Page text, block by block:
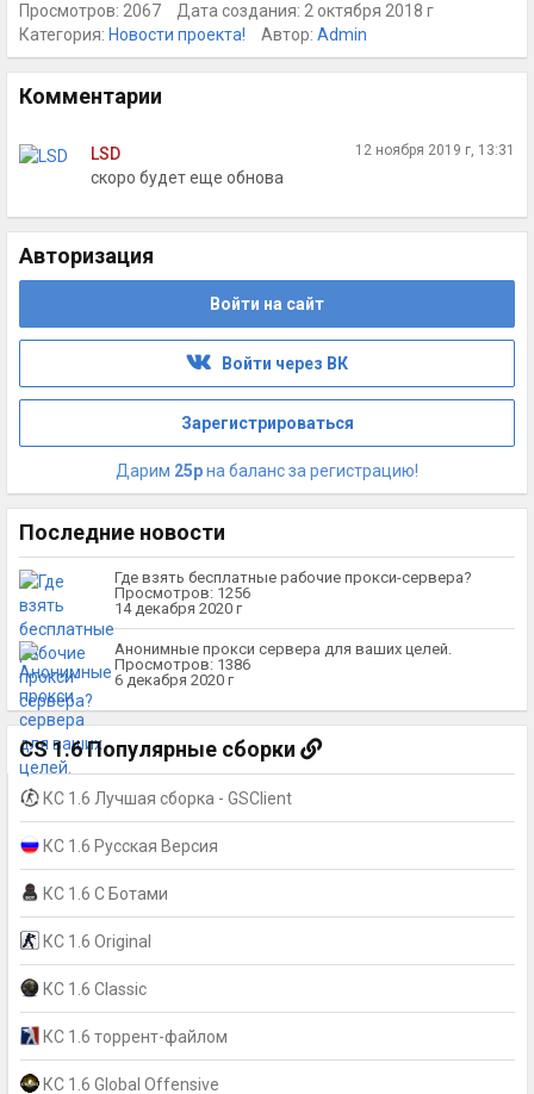
Просмотров: 2067
Дата создания: 2 октября 2018 г
Категория: Новости проекта! Автор: Admin
Комментарии
LSD 12 ноября 2019 г, 13:31
скоро будет еще обнова
Авторизация
Войти на сайт
Войти через ВК
Зарегистрироваться
Дарим 25рна баланс за регистрацию!
Последние новости
Где взять бесплатные рабочие прокси-сервера?
Просмотров: 1256
14 декабря 2020 г
Анонимные прокси сервера для ваших целей.
Просмотров: 1386
6 декабря 2020 г
CS 1.6 Популярные сборки
КС 1.6 Лучшая сборка - GSClient
КС 1.6 Русская Версия
КС 1.6 С Ботами
КС 1.6 Original
КС 1.6 Classic
КС 1.6 торрент-файлом
КС 1.6 Global Offensive